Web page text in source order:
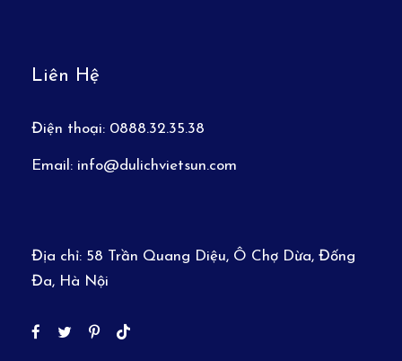
Liên Hệ
Điện thoại: 0888.32.35.38
Email: info@dulichvietsun.com
Địa chỉ: 58 Trần Quang Diệu, Ô Chợ Dừa, Đống
Đa, Hà Nội